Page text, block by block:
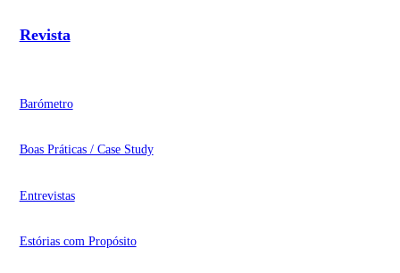
Revista
Barómetro
Boas Práticas / Case Study
Entrevistas
Estórias com Propósito